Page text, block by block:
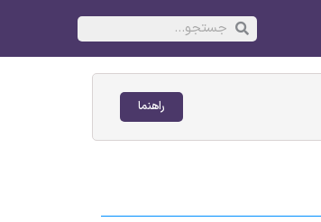
راهنما